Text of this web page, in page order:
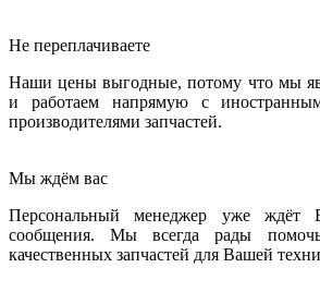
Не переплачиваете
Наши цены выгодные, потому что мы
и работаем напрямую с
производителями запчастей.
Мы ждём вас
Персональный менеджер уже ждёт
сообщения. Мы всегда рады
качественных запчастей для Вашей